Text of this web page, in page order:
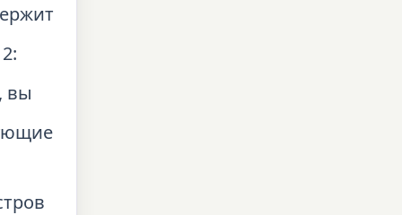
вы